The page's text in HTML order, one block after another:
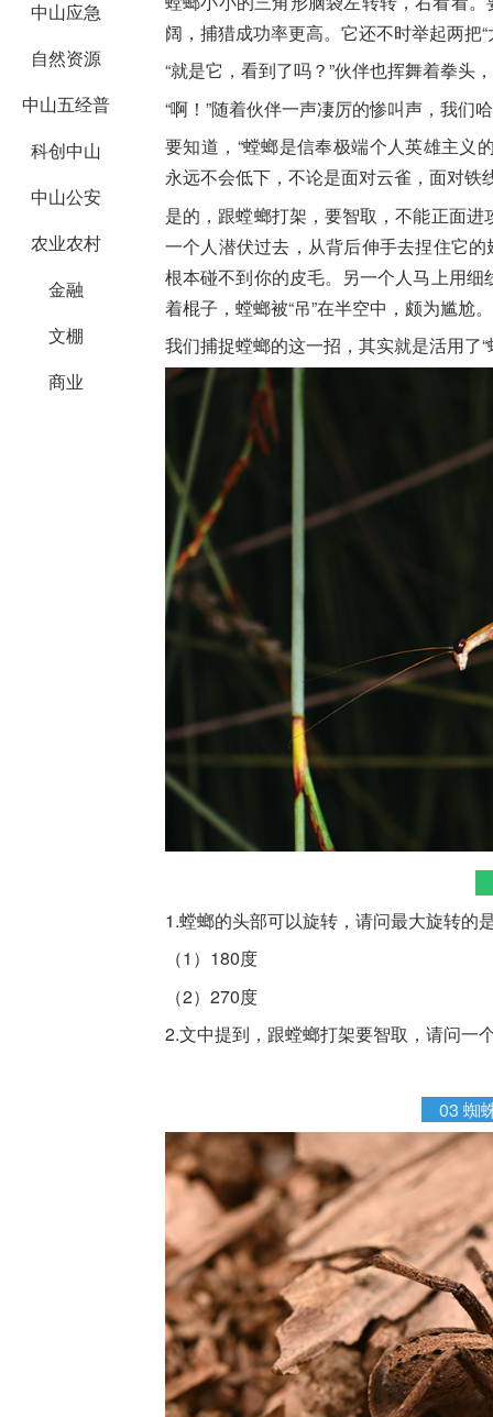
中山应急
自然资源
中山五经普
科创中山
中山公安
农业农村
金融
文棚
商业
阔，捕猎成功率更高。它还不时举起两把
“就是它，看到了吗？”伙伴也挥舞着拳头
“啊！”随着伙伴一声凄厉的惨叫声，我们
要知道，“螳螂是信奉极端个人英雄主义
永远不会低下，不论是面对云雀，面对铁
是的，跟螳螂打架，要智取，不能正面
一个人潜伏过去，从背后伸手去捏住它
根本碰不到你的皮毛。另一个人马上用
着棍子，螳螂被“吊”在半空中，颇为尴尬。
我们捕捉螳螂的这一招，其实就是活用了
1.螳螂的头部可以旋转，请问最大旋转的
（1）180度
（2）270度
2.文中提到，跟螳螂打架要智取，请问一
03 蜘